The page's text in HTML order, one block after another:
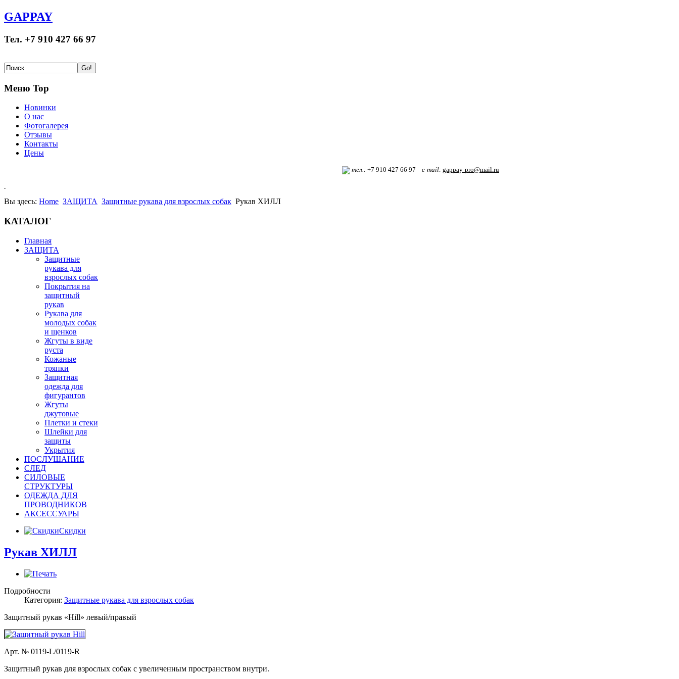
GAPPAY
Тел. +7 910 427 66 97
Меню Top
Новинки
О нас
Фотогалерея
Отзывы
Контакты
Цены
тел.: +7 910 427 66 97 e-mail: gappay-pro@mail.ru
Вы здесь: Home ЗАЩИТА Защитные рукава для взрослых собак Рукав ХИЛЛ
КАТАЛОГ
Главная
ЗАЩИТА
Защитные
рукава для
взрослых собак
Покрытия на
защитный
рукав
Рукава для
молодых собак
и щенков
Жгуты в виде
руста
Кожаные
тряпки
Защитная
одежда для
фигурантов
Жгуты
джутовые
Плетки и стеки
Шлейки для
защиты
Укрытия
ПОСЛУШАНИЕ
СЛЕД
СИЛОВЫЕ
СТРУКТУРЫ
ОДЕЖДА ДЛЯ
ПРОВОДНИКОВ
АКСЕССУАРЫ
Скидки
Рукав ХИЛЛ
Подробности
Категория: Защитные рукава для взрослых собак
Защитный рукав «Hill» левый/правый
Арт. № 0119-L/0119-R
Защитный рукав для взрослых собак с увеличенным пространством внутри.